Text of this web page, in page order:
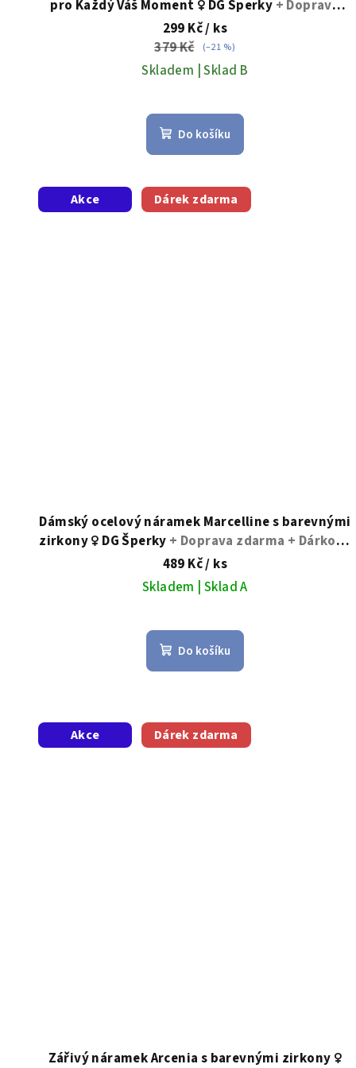
ů
pro Každý Váš Moment ♀️ DG Šperky + Doprava
zdarma + Dárkové balení zdarma
299 Kč/ ks
379 Kč
(–21 %)
Skladem | Sklad B
Do košíku
Akce Dárek zdarma
Dámský ocelový náramek Marcelline s barevnými
zirkony ♀️ DG Šperky + Doprava zdarma + Dárkové
balení zdarma
489 Kč/ ks
Skladem | Sklad A
Do košíku
Akce Dárek zdarma
Zářivý náramek Arcenia s barevnými zirkony ♀️